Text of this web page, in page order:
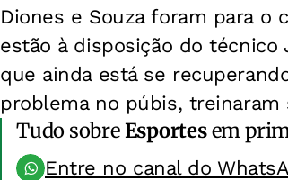
Diones e Souza foram para
estão à disposição do técnico
que ainda está se
problema no púbis, treinaram
Tudo sobreEsportesem
Entre no canal do